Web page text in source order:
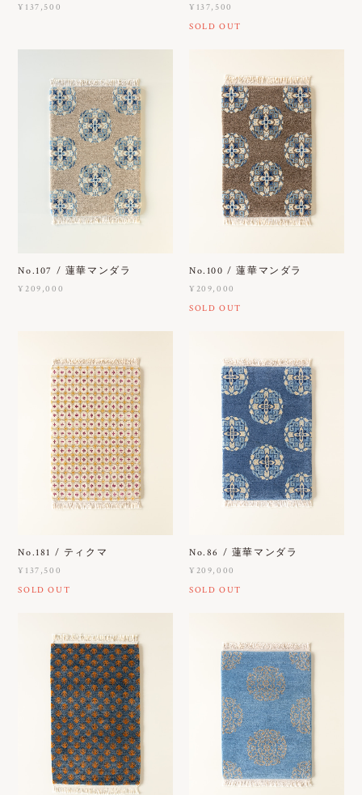
¥137,500
¥137,500
SOLD OUT
No.107 / 蓮華マンダラ
¥209,000
No.100 / 蓮華マンダラ
¥209,000
SOLD OUT
No.181 / ティクマ
¥137,500
SOLD OUT
No.86 / 蓮華マンダラ
¥209,000
SOLD OUT